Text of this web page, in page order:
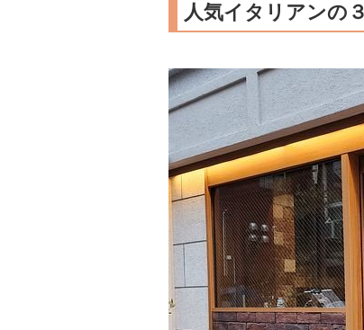
人気イタリアンの